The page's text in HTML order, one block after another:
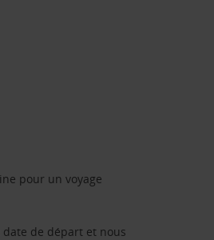
pour un voyage
date de départ et nous